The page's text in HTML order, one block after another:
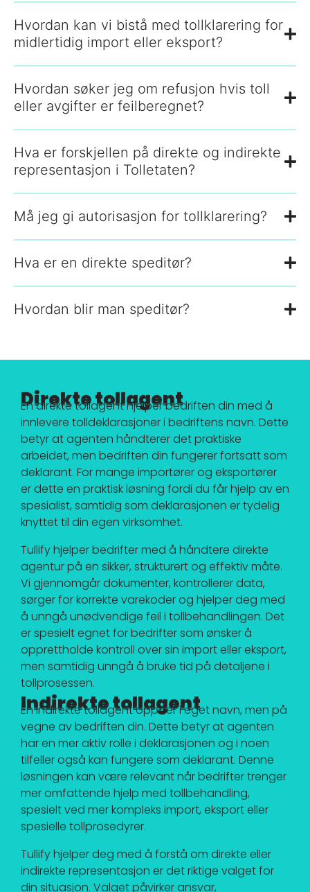
Hvordan kan vi bistå med tollklarering for
midlertidig import eller eksport?
Hvordan søker jeg om refusjon hvis toll
eller avgifter er feilberegnet?
Hva er forskjellen på direkte og indirekte
representasjon i Tolletaten?
Må jeg gi autorisasjon for tollklarering?
Hva er en direkte speditør?
Hvordan blir man speditør?
Direkte tollagent
En direkte tollagent hjelper bedriften din med å
innlevere tolldeklarasjoner i bedriftens navn. Dette
betyr at agenten håndterer det praktiske
arbeidet, men bedriften din fungerer fortsatt som
deklarant. For mange importører og eksportører
er dette en praktisk løsning fordi du får hjelp av en
spesialist, samtidig som deklarasjonen er tydelig
knyttet til din egen virksomhet.
Tullify hjelper bedrifter med å håndtere direkte
agentur på en sikker, strukturert og effektiv måte.
Vi gjennomgår dokumenter, kontrollerer data,
sørger for korrekte varekoder og hjelper deg med
å unngå unødvendige feil i tollbehandlingen. Det
er spesielt egnet for bedrifter som ønsker å
opprettholde kontroll over sin import eller eksport,
men samtidig unngå å bruke tid på detaljene i
tollprosessen.
Indirekte tollagent
En indirekte tollagent opptrer i eget navn, men på
vegne av bedriften din. Dette betyr at agenten
har en mer aktiv rolle i deklarasjonen og i noen
tilfeller også kan fungere som deklarant. Denne
løsningen kan være relevant når bedrifter trenger
mer omfattende hjelp med tollbehandling,
spesielt ved mer kompleks import, eksport eller
spesielle tollprosedyrer.
Tullify hjelper deg med å forstå om direkte eller
indirekte representasjon er det riktige valget for
din situasjon. Valget påvirker ansvar,